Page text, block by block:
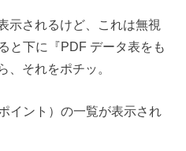
示されるけど、これは無視
と下に『PDF データ表をも
、それをポチッ。
イント）の一覧が表示され